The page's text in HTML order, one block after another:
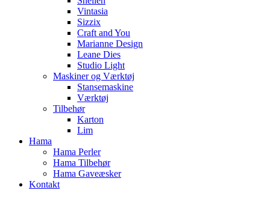
Vintasia
Sizzix
Craft and You
Marianne Design
Leane Dies
Studio Light
Maskiner og Værktøj
Stansemaskine
Værktøj
Tilbehør
Karton
Lim
Hama
Hama Perler
Hama Tilbehør
Hama Gaveæsker
Kontakt